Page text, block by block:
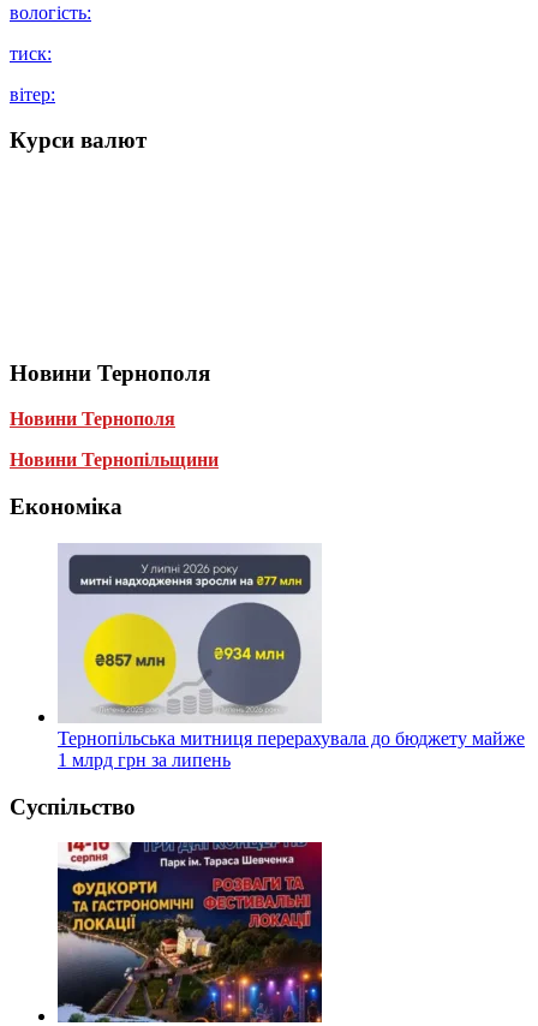
вологість:
тиск:
вітер:
Курси валют
Новини Тернополя
Новини Тернополя
Новини Тернопільщини
Економіка
Тернопільська митниця перерахувала до бюджету майже
1 млрд грн за липень
Суспільство